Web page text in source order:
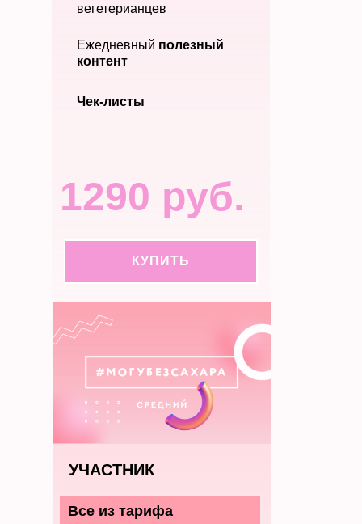
УЧАСТНИК
вегетерианцев
Ежедневный полезный
контент
Чек-листы
Все из тарифа
КУПИТЬ
1290 руб.